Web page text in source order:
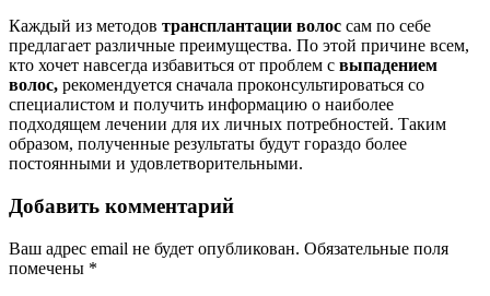
Каждый из методов трансплантации волос сам по себе
предлагает различные преимущества. По этой причине всем,
кто хочет навсегда избавиться от проблем с выпадением
волос, рекомендуется сначала проконсультироваться со
специалистом и получить информацию о наиболее
подходящем лечении для их личных потребностей. Таким
образом, полученные результаты будут гораздо более
постоянными и удовлетворительными.
Добавить комментарий
Ваш адрес email не будет опубликован. Обязательные поля
помечены *